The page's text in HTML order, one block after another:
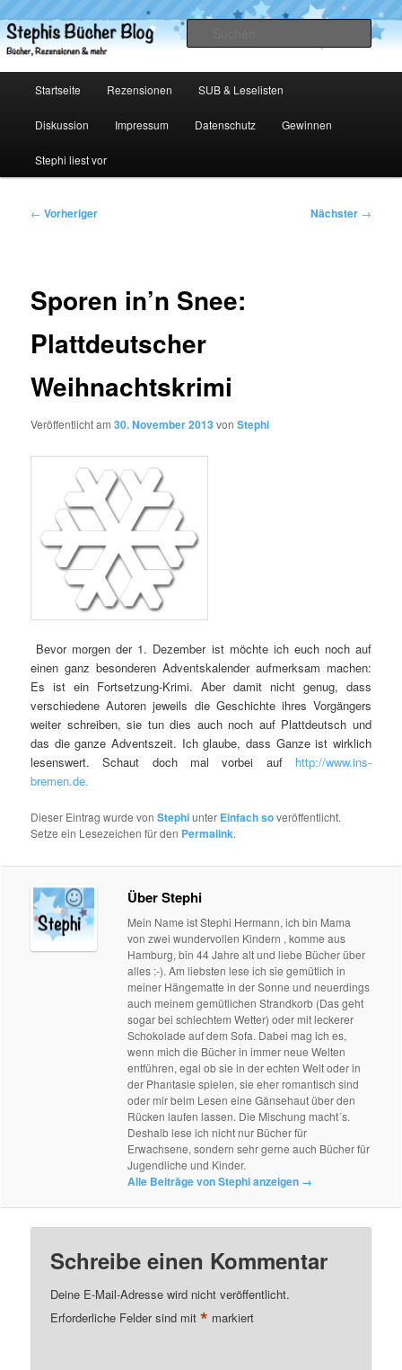
primären
Inhalt
Stephis Bücher Blog
Startseite Rezensionen SUB & Leselisten
Diskussion Impressum Datenschutz Gewinnen
Stephi liest vor
Beitragsnavigation
← Vorheriger Nächster →
Sporen in’n Snee:
Plattdeutscher
Weihnachtskrimi
Veröffentlicht am30. November 2013 vonStephi
Bevor morgen der 1. Dezember ist möchte ich euch noch auf
einen ganz besonderen Adventskalender aufmerksam machen:
Es ist ein Fortsetzung-Krimi. Aber damit nicht genug, dass
verschiedene Autoren jeweils die Geschichte ihres Vorgängers
weiter schreiben, sie tun dies auch noch auf Plattdeutsch und
das die ganze Adventszeit. Ich glaube, dass Ganze ist wirklich
lesenswert. Schaut doch mal vorbei aufhttp://www.ins-
bremen.de.
Dieser Eintrag wurde vonStephiunter Einfach soveröffentlicht.
Setze ein Lesezeichen für den Permalink.
Über Stephi
Mein Name ist Stephi Hermann, ich bin Mama
von zwei wundervollen Kindern , komme aus
Hamburg, bin 44 Jahre alt und liebe Bücher über
alles :-). Am liebsten lese ich sie gemütlich in
meiner Hängematte in der Sonne und neuerdings
auch meinem gemütlichen Strandkorb (Das geht
sogar bei schlechtem Wetter) oder mit leckerer
Schokolade auf dem Sofa. Dabei mag ich es,
wenn mich die Bücher in immer neue Welten
entführen, egal ob sie in der echten Welt oder in
der Phantasie spielen, sie eher romantisch sind
oder mir beim Lesen eine Gänsehaut über den
Rücken laufen lassen. Die Mischung macht´s.
Deshalb lese ich nicht nur Bücher für
Erwachsene, sondern sehr gerne auch Bücher für
Jugendliche und Kinder.
Alle Beiträge von Stephi anzeigen →
Schreibe einen Kommentar
Deine E-Mail-Adresse wird nicht veröffentlicht.
Erforderliche Felder sind mit* markiert